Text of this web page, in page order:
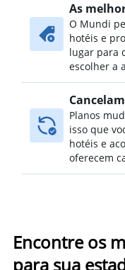
As
O Mundi
hotéis e
lugar para
escolher a
Planos
isso que
hotéis e
oferecem
Encontre os
para sua